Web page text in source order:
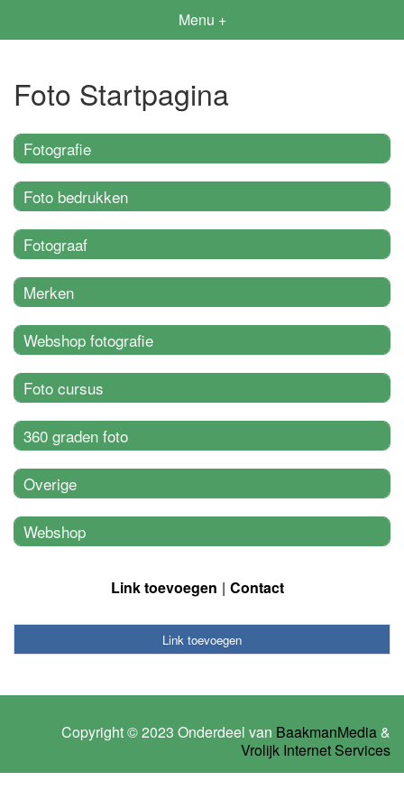
Menu +
Foto Startpagina
Fotografie
Foto bedrukken
Fotograaf
Merken
Webshop fotografie
Foto cursus
360 graden foto
Overige
Webshop
Link toevoegen Contact
Link toevoegen
Copyright © 2023 Onderdeel van BaakmanMedia &
Vrolijk Internet Services